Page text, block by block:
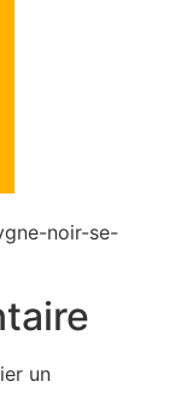
noir-se-
un